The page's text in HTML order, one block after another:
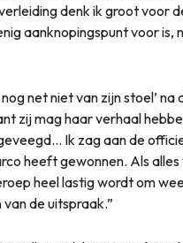
denk ik groot voor
aanknopingspunt voor is,
net niet van zijn stoel’ na
zij mag haar verhaal
Ik zag aan de
heeft gewonnen. Als alles
heel lastig wordt om
de uitspraak.”